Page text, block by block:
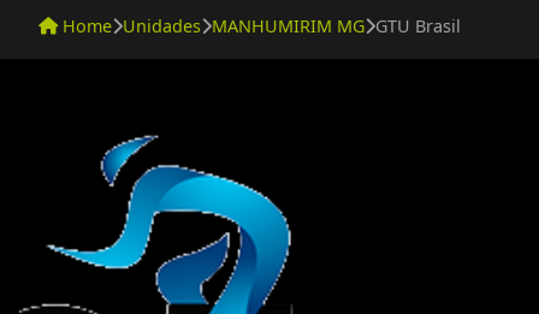
Home Unidades MANHUMIRIM MG GTU Brasil